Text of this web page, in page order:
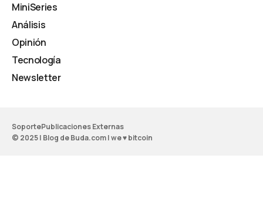
MiniSeries
Análisis
Opinión
Tecnología
Newsletter
SoportePublicaciones Externas
© 2025 | Blog de Buda.com | we ♥ bitcoin